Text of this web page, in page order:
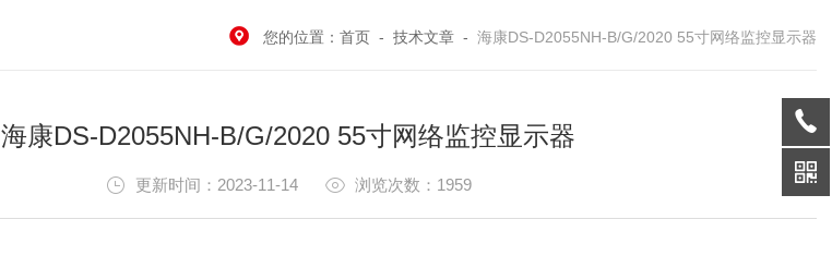
您的位置： 首页 - 技术文章 - 海康DS-D2055NH-B/G/2020 55寸网络监控显示器
海康DS-D2055NH-B/G/2020 55寸网络监控显示器
更新时间：2023-11-14 浏览次数：1959